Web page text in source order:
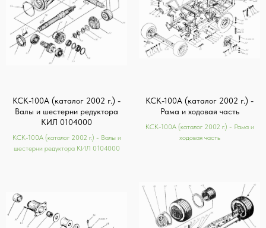
КСК-100А (каталог 2002 г.) -
Валы и шестерни редуктора
КИЛ 0104000
КСК-100А (каталог 2002 г.) - Валы и
шестерни редуктора КИЛ 0104000
КСК-100А (каталог 2002 г.) -
Рама и ходовая часть
КСК-100А (каталог 2002 г.) - Рама и
ходовая часть